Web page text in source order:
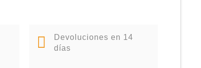
Devoluciones en 14
días